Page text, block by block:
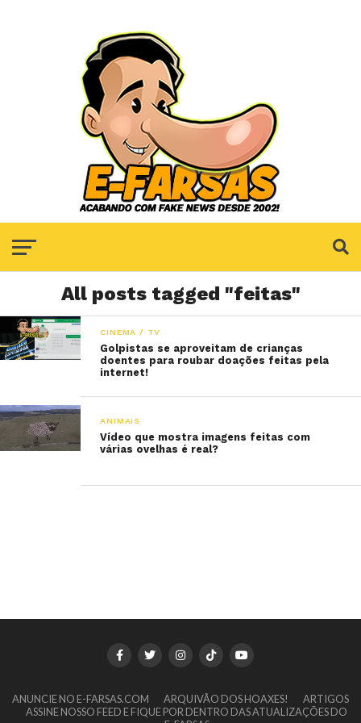
All posts tagged "feitas"
CINEMA / TV
Golpistas se aproveitam de crianças
doentes para roubar doações feitas pela
internet!
ANIMAIS
Vídeo que mostra imagens feitas com
várias ovelhas é real?
ANUNCIE NO E-FARSAS.COM ARQUIVÃO DOS HOAXES!
ARTIGOS
ASSINE NOSSO FEED E FIQUE POR DENTRO DAS ATUALIZAÇÕES DO